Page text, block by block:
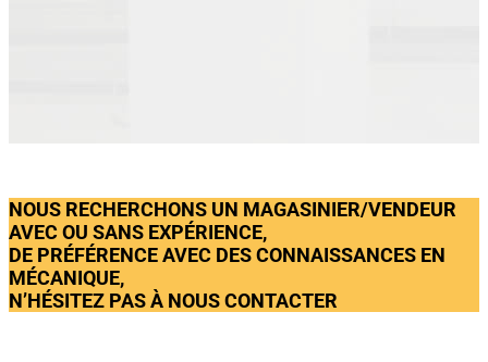
NOUS RECHERCHONS UN MAGASINIER/VENDEUR
AVEC OU SANS EXPÉRIENCE,
DE PRÉFÉRENCE AVEC DES CONNAISSANCES EN
MÉCANIQUE,
N’HÉSITEZ PAS À NOUS CONTACTER